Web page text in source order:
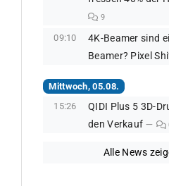
9
09:10
4K-Beamer sind
Beamer? Pixel
Mittwoch, 05.08.
15:26
QIDI Plus 5 3D-
den Verkauf
Alle News